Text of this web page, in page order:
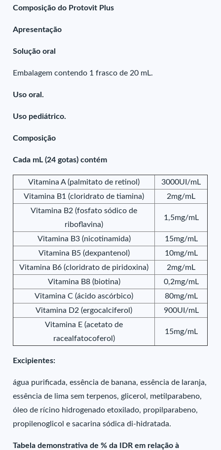
Composição do Protovit Plus
Apresentação
Solução oral
Embalagem contendo 1 frasco de 20 mL.
Uso oral.
Uso pediátrico.
Composição
Cada mL (24 gotas) contém
Vitamina A (palmitato de retinol)
3000UI/mL
Vitamina B1 (cloridrato de tiamina)
2mg/mL
Vitamina B2 (fosfato sódico de
riboflavina)
1,5mg/mL
Vitamina B3 (nicotinamida)
15mg/mL
Vitamina B5 (dexpantenol)
10mg/mL
Vitamina B6 (cloridrato de piridoxina)
2mg/mL
Vitamina B8 (biotina)
0,2mg/mL
Vitamina C (ácido ascórbico)
80mg/mL
Vitamina D2 (ergocalciferol)
900UI/mL
Vitamina E (acetato de
racealfatocoferol)
15mg/mL
Excipientes:
água purificada, essência de banana, essência de laranja,
essência de lima sem terpenos, glicerol, metilparabeno,
óleo de rícino hidrogenado etoxilado, propilparabeno,
propilenoglicol e sacarina sódica di-hidratada.
Tabela demonstrativa de % da IDR em relação à